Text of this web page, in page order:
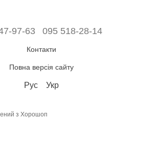
97-63 095 518-28-14
Контакти
Повна версія сайту
Рус Укр
з Хорошоп